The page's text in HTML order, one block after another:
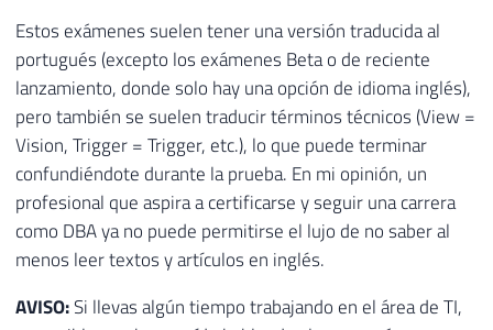
Estos exámenes suelen tener una versión traducida al
portugués (excepto los exámenes Beta o de reciente
lanzamiento, donde solo hay una opción de idioma inglés),
pero también se suelen traducir términos técnicos (View =
Vision, Trigger = Trigger, etc.), lo que puede terminar
confundiéndote durante la prueba. En mi opinión, un
profesional que aspira a certificarse y seguir una carrera
como DBA ya no puede permitirse el lujo de no saber al
menos leer textos y artículos en inglés.
AVISO:Si llevas algún tiempo trabajando en el área de TI,